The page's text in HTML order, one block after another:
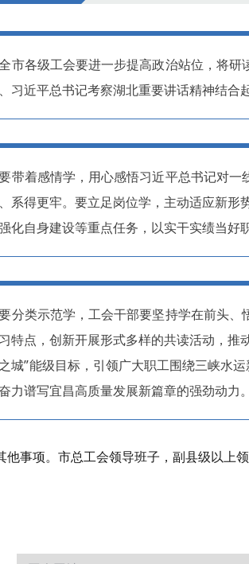
市各级工会要进一步提高政治站位，将
习近平总书记考察湖北重要讲话精神结合
带着感情学，用心感悟习近平总书记对
系得更牢。要立足岗位学，主动适应新
化自身建设等重点任务，以实干实绩当好
分类示范学，工会干部要坚持学在前头
特点，创新开展形式多样的共读活动，
城”能级目标，引领广大职工围绕三峡水
力谱写宜昌高质量发展新篇章的强劲动力
他事项。市总工会领导班子，副县级以上